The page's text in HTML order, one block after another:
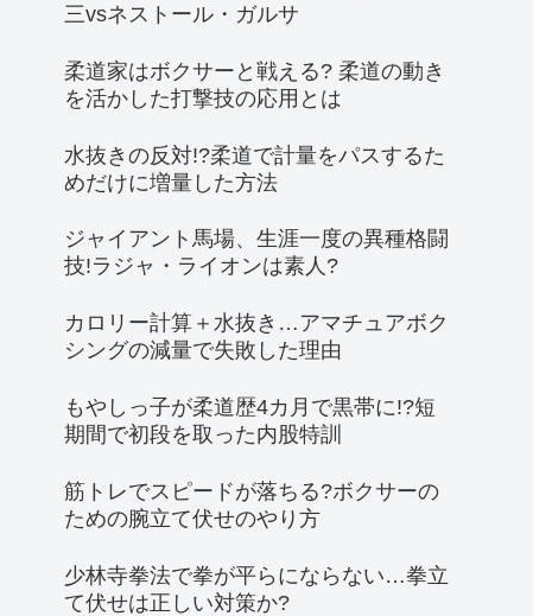
三vsネストール・ガルサ
柔道家はボクサーと戦える? 柔道の動き
を活かした打撃技の応用とは
水抜きの反対!?柔道で計量をパスするた
めだけに増量した方法
ジャイアント馬場、生涯一度の異種格闘
技!ラジャ・ライオンは素人?
カロリー計算＋水抜き…アマチュアボク
シングの減量で失敗した理由
もやしっ子が柔道歴4カ月で黒帯に!?短
期間で初段を取った内股特訓
筋トレでスピードが落ちる?ボクサーの
ための腕立て伏せのやり方
少林寺拳法で拳が平らにならない…拳立
て伏せは正しい対策か?